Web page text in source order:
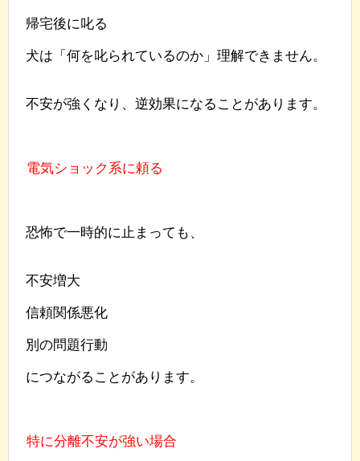
帰宅後に叱る
犬は「何を叱られているのか」理解できません。
不安が強くなり、逆効果になることがあります。
電気ショック系に頼る
恐怖で一時的に止まっても、
不安増大
信頼関係悪化
別の問題行動
につながることがあります。
特に分離不安が強い場合